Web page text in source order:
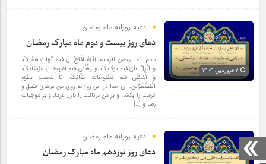
ادعیه روزانه ماه رمضان
دعای روز بیست و دوم ماه مبارک رمضان
بسم الله الرحمن الرحیم اللَّهُمَّ افْتَحْ لِی فِیهِ أَبْوَابَ فَضْلِکَ،
وَ أَنْزِلْ عَلَیَّ فِیهِ بَرَکَاتِکَ، وَ وَفِّقْنِی فِیهِ لِمُوجِبَاتِ مَرْضَاتِکَ،
وَ أَسْکِنِّی فِیهِ بُحْبُوحَاتِ جَنَّاتِکَ، یَا مُجِیبَ دَعْوَهِ
الْمُضْطَرِّین. ای خدا در این روز به روی من درهای فضل و
کرمت را بگشا، و بر من برکاتت را نازل فرما، و بر موجبات
رضا و […]
ادعیه روزانه ماه رمضان
دعای روز نوزدهم ماه مبارک رمضان